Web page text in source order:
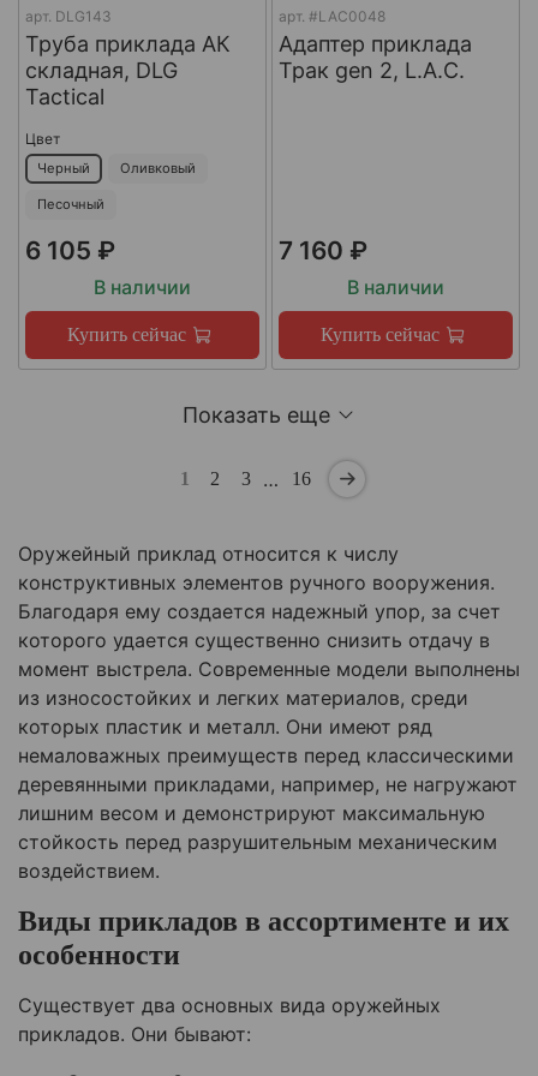
арт. DLG143
Труба приклада АК
складная, DLG
Tactical
Цвет
Черный Оливковый
Песочный
6 105 ₽
В наличии
Купить сейчас
арт. #LAC0048
Адаптер приклада
Трак gen 2, L.A.C.
7 160 ₽
В наличии
Купить сейчас
Показать еще
1 2 3 … 16
Оружейный приклад относится к числу
конструктивных элементов ручного вооружения.
Благодаря ему создается надежный упор, за счет
которого удается существенно снизить отдачу в
момент выстрела. Современные модели выполнены
из износостойких и легких материалов, среди
которых пластик и металл. Они имеют ряд
немаловажных преимуществ перед классическими
деревянными прикладами, например, не нагружают
лишним весом и демонстрируют максимальную
стойкость перед разрушительным механическим
воздействием.
Виды прикладов в ассортименте и их
особенности
Существует два основных вида оружейных
прикладов. Они бывают: